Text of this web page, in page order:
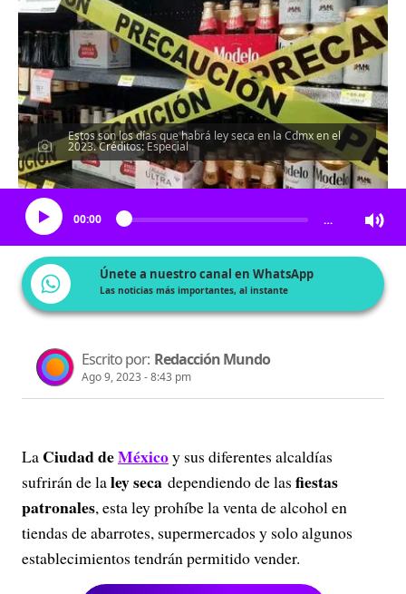
Estos son los días que habrá ley seca en la Cdmx en el
2023. Créditos: Especial
Escucha el artículo
00:00 …
Únete a nuestro canal en WhatsApp
Las noticias más importantes, al instante
Escrito por: Redacción Mundo
Ago 9, 2023 - 8:43 pm
La Ciudad deMéxicoy sus diferentes alcaldías
sufrirán de laley seca dependiendo de las fiestas
patronales, esta ley prohíbe la venta de alcohol en
tiendas de abarrotes, supermercados y solo algunos
establecimientos tendrán permitido vender.